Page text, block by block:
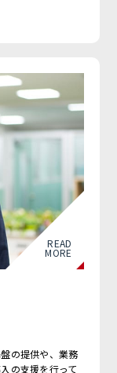
READ
MORE
の提供や、業務
の支援を行って